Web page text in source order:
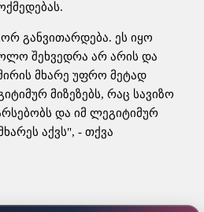
განვითარდება. ეს იყო
შეხვედრა არ არის და
მხარე უფრო მეტად
მიზეზებს, რაც სავიზო
და იმ ლეგიტიმურ
აქვს", - თქვა